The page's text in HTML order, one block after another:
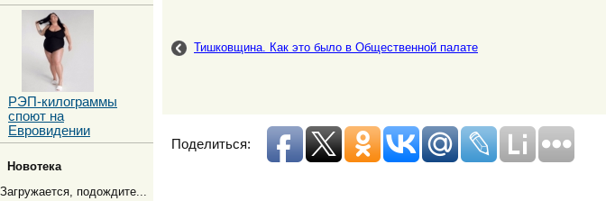
Тишковщина. Как это было в Общественной палате
Поделиться:
РЭП-килограммы
споют на
Евровидении
Новотека
Загружается, подождите...